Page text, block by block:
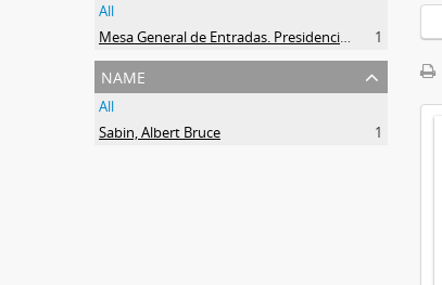
All
Mesa General de Entradas. Presidencia UNLP
1
name
All
Sabin, Albert Bruce
1